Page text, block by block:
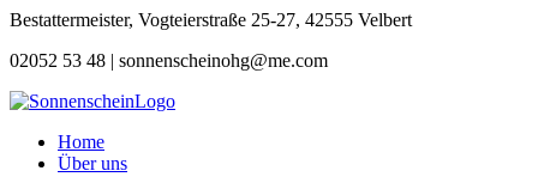
Zum
springen
Bestattermeister, Vogteierstraße 25-27, 42555 Velbert
02052 53 48 | sonnenscheinohg@me.com
Home
Über uns